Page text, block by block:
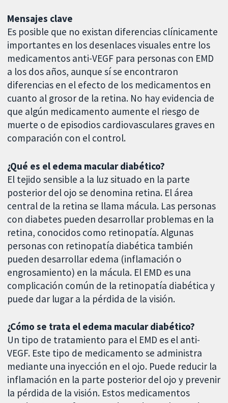
Mensajes clave
Es posible que no existan diferencias clínicamente
importantes en los desenlaces visuales entre los
medicamentos anti-VEGF para personas con EMD
a los dos años, aunque sí se encontraron
diferencias en el efecto de los medicamentos en
cuanto al grosor de la retina. No hay evidencia de
que algún medicamento aumente el riesgo de
muerte o de episodios cardiovasculares graves en
comparación con el control.
¿Qué es el edema macular diabético?
El tejido sensible a la luz situado en la parte
posterior del ojo se denomina retina. El área
central de la retina se llama mácula. Las personas
con diabetes pueden desarrollar problemas en la
retina, conocidos como retinopatía. Algunas
personas con retinopatía diabética también
pueden desarrollar edema (inflamación o
engrosamiento) en la mácula. El EMD es una
complicación común de la retinopatía diabética y
puede dar lugar a la pérdida de la visión.
¿Cómo se trata el edema macular diabético?
Un tipo de tratamiento para el EMD es el anti-
VEGF. Este tipo de medicamento se administra
mediante una inyección en el ojo. Puede reducir la
inflamación en la parte posterior del ojo y prevenir
la pérdida de la visión. Estos medicamentos